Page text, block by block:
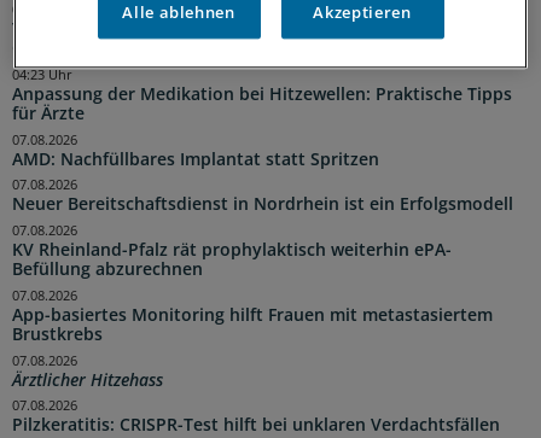
Traumberuf Arzt: Für die Weiterbildung von Aleppo nach
04:55 Uhr
Anpassung der Medikation bei Hitzewellen: Praktische Tipps
für Ärzte
04:23 Uhr
AMD: Nachfüllbares Implantat statt Spritzen
07.08.2026
Neuer Bereitschaftsdienst in Nordrhein ist ein Erfolgsmodell
07.08.2026
KV Rheinland-Pfalz rät prophylaktisch weiterhin ePA-
Befüllung abzurechnen
07.08.2026
App-basiertes Monitoring hilft Frauen mit metastasiertem
Brustkrebs
07.08.2026
Ärztlicher Hitzehass
07.08.2026
Pilzkeratitis: CRISPR-Test hilft bei unklaren Verdachtsfällen
07.08.2026
Alle ablehnen Akzeptieren